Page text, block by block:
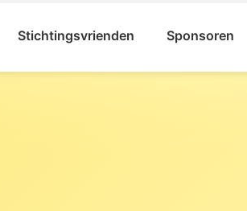
Stichtingsvrienden Sponsoren